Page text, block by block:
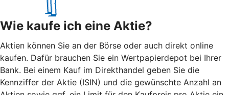
Wie kaufe ich eine Aktie?
Aktien können Sie an der Börse oder auch direkt online
kaufen. Dafür brauchen Sie ein Wertpapierdepot bei Ihrer
Bank. Bei einem Kauf im Direkthandel geben Sie die
Kennziffer der Aktie (ISIN) und die gewünschte Anzahl an